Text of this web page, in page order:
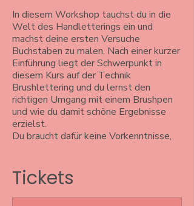
In diesem Workshop tauchst du in die
Welt des Handletterings ein und
machst deine ersten Versuche
Buchstaben zu malen. Nach einer kurzer
Einführung liegt der Schwerpunkt in
diesem Kurs auf der Technik
Brushlettering und du lernst den
richtigen Umgang mit einem Brushpen
und wie du damit schöne Ergebnisse
erzielst.
Du braucht dafür keine Vorkenntnisse,
gerne lettern möchtest. Aber keine
Angst, du wirst jede Menge
Inspirationen vor Ort finden, falls dir die
Tickets